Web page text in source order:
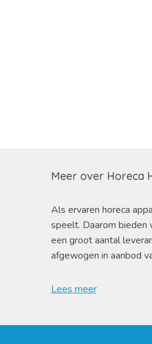
Meer over Horeca
Als ervaren horeca
speelt. Daarom
een groot aantal
afgewogen in aanbod
Lees meer